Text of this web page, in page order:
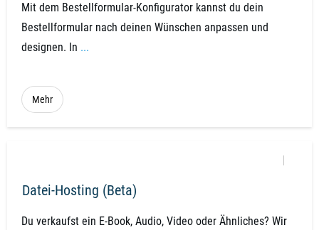
Mit dem Bestellformular-Konfigurator kannst du dein
Bestellformular nach deinen Wünschen anpassen und
designen. In ...
Mehr
Datei-Hosting (Beta)
Du verkaufst ein E-Book, Audio, Video oder Ähnliches? Wir